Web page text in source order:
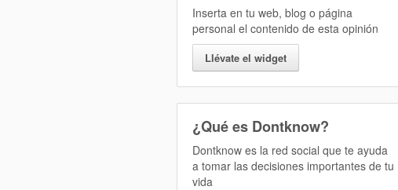
Inserta en tu web, blog o página
personal el contenido de esta opinión
Llévate el widget
¿Qué es Dontknow?
Dontknow es la red social que te ayuda
a tomar las decisiones importantes de tu
vida